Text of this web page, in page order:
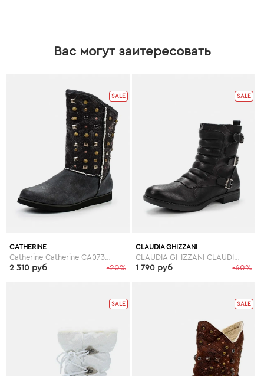
Вас могут заитересовать
SALE
CATHERINE
-20%
2 310 руб
SALE
CLAUDIA GHIZZANI
-60%
1 790 руб
SALE SALE